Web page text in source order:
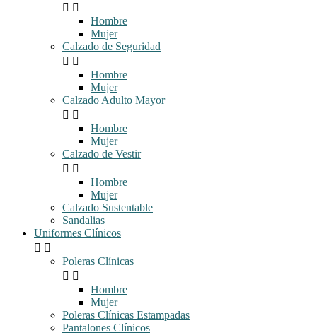
 
Hombre
Mujer
Calzado de Seguridad
 
Hombre
Mujer
Calzado Adulto Mayor
 
Hombre
Mujer
Calzado de Vestir
 
Hombre
Mujer
Calzado Sustentable
Sandalias
Uniformes Clínicos
 
Poleras Clínicas
 
Hombre
Mujer
Poleras Clínicas Estampadas
Pantalones Clínicos